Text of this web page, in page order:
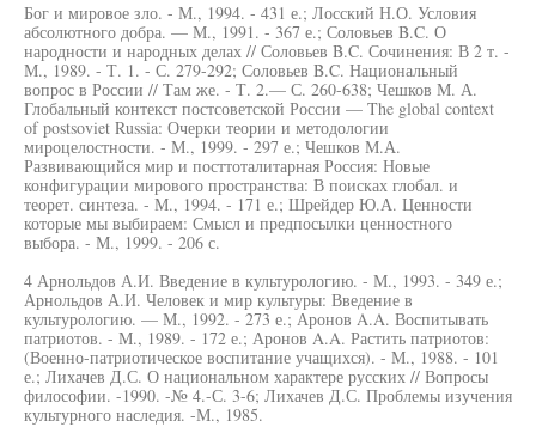
Бог и мировое зло. - М., 1994. - 431 е.; Лосский Н.О. Условия
абсолютного добра. — М., 1991. - 367 е.; Соловьев B.C. О
народности и народных делах // Соловьев B.C. Сочинения: В 2 т. -
М., 1989. - Т. 1. - С. 279-292; Соловьев B.C. Национальный
вопрос в России // Там же. - Т. 2.— С. 260-638; Чешков М. А.
Глобальный контекст постсоветской России — The global context
of postsoviet Russia: Очерки теории и методологии
мироцелостности. - М., 1999. - 297 е.; Чешков М.А.
Развивающийся мир и посттоталитарная Россия: Новые
конфигурации мирового пространства: В поисках глобал. и
теорет. синтеза. - М., 1994. - 171 е.; Шрейдер Ю.А. Ценности
которые мы выбираем: Смысл и предпосылки ценностного
выбора. - М., 1999. - 206 с.
4 Арнольдов А.И. Введение в культурологию. - М., 1993. - 349 е.;
Арнольдов А.И. Человек и мир культуры: Введение в
культурологию. — М., 1992. - 273 е.; Аронов A.A. Воспитывать
патриотов. - М., 1989. - 172 е.; Аронов A.A. Растить патриотов:
(Военно-патриотическое воспитание учащихся). - М., 1988. - 101
е.; Лихачев Д.С. О национальном характере русских // Вопросы
философии. -1990. -№ 4.-С. 3-6; Лихачев Д.С. Проблемы изучения
культурного наследия. -М., 1985.